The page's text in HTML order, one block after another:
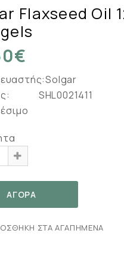
Flaxseed Oil
Solgar
SHL0021411
ΣΤΑ ΑΓΑΠΗΜΈΝΑ